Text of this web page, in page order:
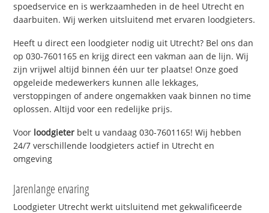
spoedservice en is werkzaamheden in de heel Utrecht en
daarbuiten. Wij werken uitsluitend met ervaren loodgieters.
Heeft u direct een loodgieter nodig uit Utrecht? Bel ons dan
op 030-7601165 en krijg direct een vakman aan de lijn. Wij
zijn vrijwel altijd binnen één uur ter plaatse! Onze goed
opgeleide medewerkers kunnen alle lekkages,
verstoppingen of andere ongemakken vaak binnen no time
oplossen. Altijd voor een redelijke prijs.
Voor loodgieter belt u vandaag 030-7601165! Wij hebben
24/7 verschillende loodgieters actief in Utrecht en
omgeving
Jarenlange ervaring
Loodgieter Utrecht werkt uitsluitend met gekwalificeerde